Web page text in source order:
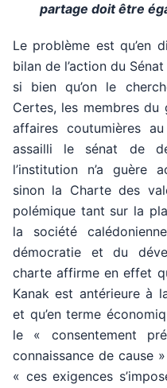
partage doit être
Le problème est qu’en
bilan de l’action du
si bien qu’on le
Certes, les membres du
affaires coutumières
assailli le sénat de
l’institution n’a guère
sinon la Charte des
polémique tant sur la
la société
démocratie et du
charte affirme en effet
Kanak est antérieure à
et qu’en terme
le « consentement
connaissance de cause
« ces exigences